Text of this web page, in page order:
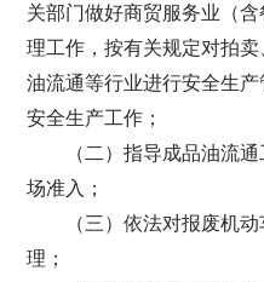
关部门做好商贸服务业（
理工作，按有关规定对拍
油流通等行业进行安全生
安全生产工作；
（二）指导成品油流
场准入；
（三）依法对报废机
理；